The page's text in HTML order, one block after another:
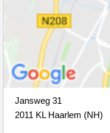
Jansweg 31
2011 KL Haarlem (NH)